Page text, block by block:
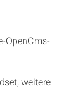
OpenCms-
weitere